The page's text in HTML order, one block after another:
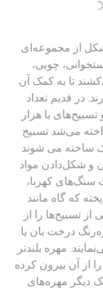
از مجموعه‌ای
چوبی،
تا به کمک آن
در قدیم تعداد
با هزار
می‌شد تسبیح
ساخته می شوند
و شکل‌دادن مواد
کهربا،
که گاه مانند
تسبیح‌ها را از
درخت بان یا
مهره بلندتر
از آن بیرون کرده
دیگر مهره‌های